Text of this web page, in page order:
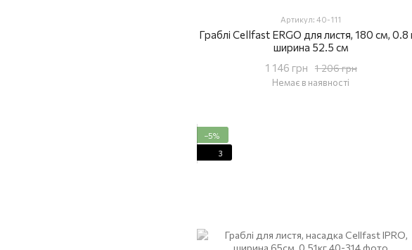
Артикул: 40-111
Граблі Cellfast ERGO для листя, 180 см, 0.8
ширина 52.5 см
1 206 грн
1 146 грн
Немає в наявності
−5%
3